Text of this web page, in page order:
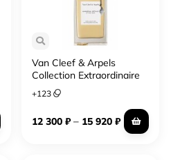
Van Cleef & Arpels
Collection Extraordinaire
Gardenia Petale
+123
12 300 ₽– 15 920 ₽